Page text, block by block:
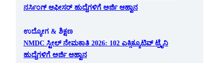
ನರ್ಸಿಂಗ್ ಆಫೀಸರ್ ಹುದ್ದೆಗಳಿಗೆ ಅರ್ಜಿ ಆಹ್ವಾನ
ಉದ್ಯೋಗ & ಶಿಕ್ಷಣ
NMDC ಸ್ಟೀಲ್ ನೇಮಕಾತಿ 2026: 102 ಎಕ್ಸಿಕ್ಯೂಟಿವ್ ಟ್ರೈನಿ
ಹುದ್ದೆಗಳಿಗೆ ಅರ್ಜಿ ಆಹ್ವಾನ